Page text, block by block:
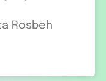
Rosbeh